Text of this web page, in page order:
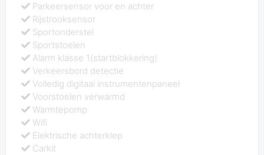
Parkeersensor voor en achter
Rijstrooksensor
Sportonderstel
Sportstoelen
Alarm klasse 1(startblokkering)
Verkeersbord detectie
Volledig digitaal instrumentenpaneel
Voorstoelen verwarmd
Warmtepomp
Wifi
Elektrische achterklep
Carkit